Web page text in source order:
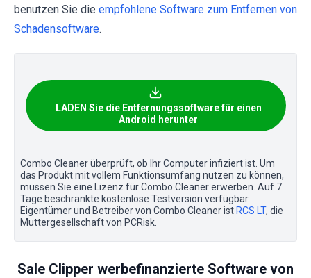
benutzen Sie die empfohlene Software zum Entfernen von
Schadensoftware.
LADEN Sie die Entfernungssoftware für einen
Android herunter
Combo Cleaner überprüft, ob Ihr Computer infiziert ist. Um
das Produkt mit vollem Funktionsumfang nutzen zu können,
müssen Sie eine Lizenz für Combo Cleaner erwerben. Auf 7
Tage beschränkte kostenlose Testversion verfügbar.
Eigentümer und Betreiber von Combo Cleaner ist RCS LT, die
Muttergesellschaft von PCRisk.
Sale Clipper werbefinanzierte Software von